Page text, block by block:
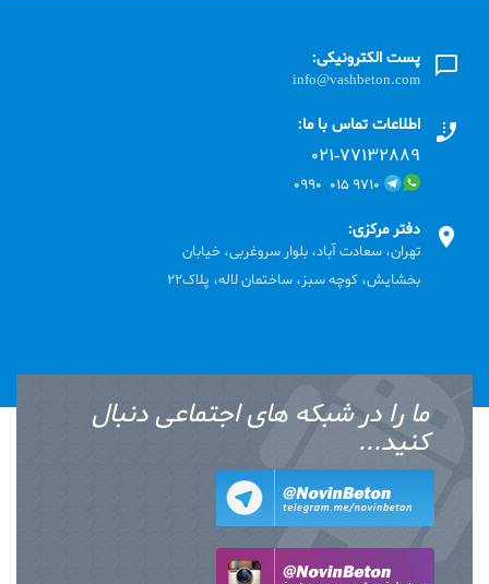
پست الکترونیکی:
info@vashbeton.com
اطلاعات تماس با ما:
۰۲۱-۷۷۱٣۲۸۸۹
۹۷۱۰ ۰۱۵ ۰۹۹۰
دفتر مرکزی:
تهران، سعادت آباد، بلوار سروغربی، خیابان
بخشایش، کوچه سبز، ساختمان لاله، پلاک22
ما را در شبکه های اجتماعی دنبال
کنید...